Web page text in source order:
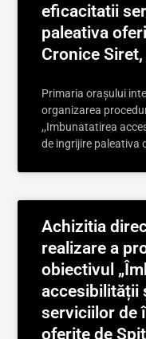
eficacitatii
paleativa
Cronice
Primaria orașului
organizarea
,,Imbunatatirea
de ingrijire paleativa
Achizitia
realizare a
obiectivul
accesibilității
serviciilor de
oferite de